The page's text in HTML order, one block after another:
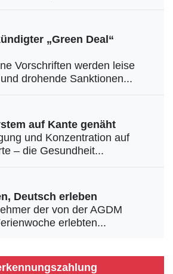
„Green Deal“
Vorschriften werden leise
drohende Sanktionen...
auf Kante genäht
und Konzentration auf
– die Gesundheit...
Deutsch erleben
der von der AGDM
erlebten...